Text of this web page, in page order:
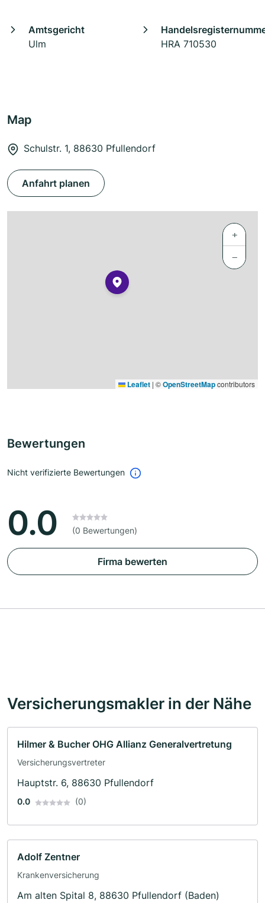
Amtsgericht
Ulm
HRA 710530
Map
Schulstr. 1, 88630 Pfullendorf
Anfahrt planen
+
−
Leaflet | ©OpenStreetMapcontributors
Bewertungen
Nicht verifizierte Bewertungen
0.0 (0 Bewertungen)
Firma bewerten
Versicherungsmakler in der Nähe
Hilmer & Bucher OHG Allianz Generalvertretung
Versicherungsvertreter
Hauptstr. 6, 88630 Pfullendorf
0.0 (0)
Adolf Zentner
Krankenversicherung
Am alten Spital 8, 88630 Pfullendorf (Baden)